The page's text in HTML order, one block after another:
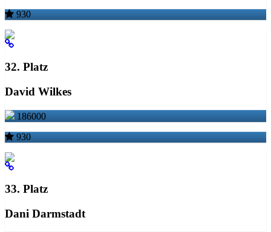
930
32. Platz
David Wilkes
186000
930
33. Platz
Dani Darmstadt